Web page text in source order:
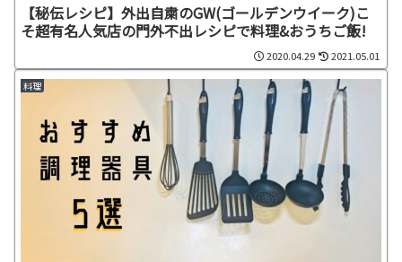
【秘伝レシピ】外出自粛のGW(ゴールデンウイーク)こ
そ超有名人気店の門外不出レシピで料理&おうちご飯!
2020.04.29 2021.05.01
料理